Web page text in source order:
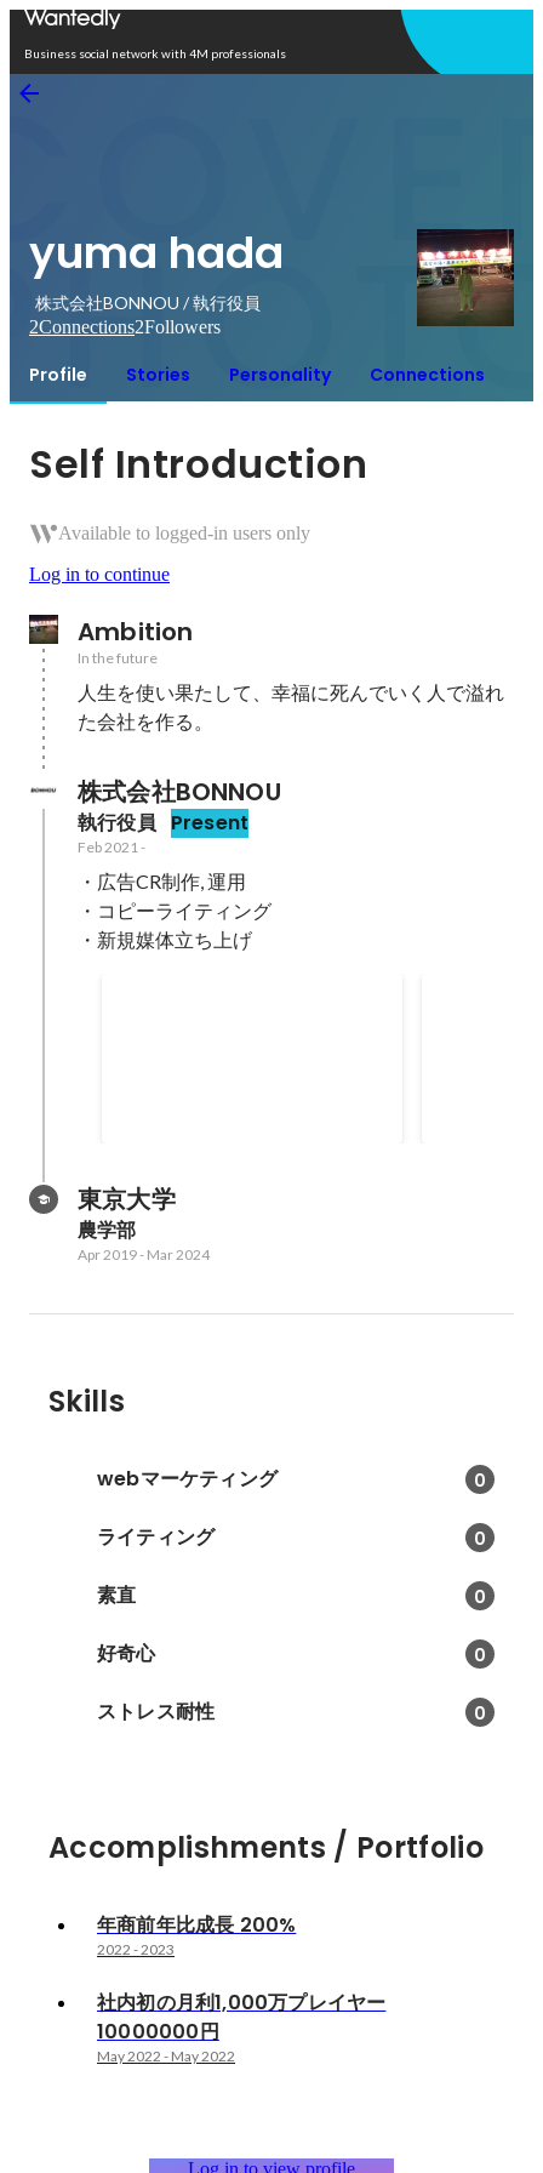
Business social network with 4M professionals
yuma hada
株式会社BONNOU / 執行役員
2Connections2Followers
Profile Stories Personality Connections
Self Introduction
Available to logged-in users only
Log in to continue
Ambition
In the future
人生を使い果たして、幸福に死んでいく人で溢れ
た会社を作る。
株式会社BONNOU
執行役員 Present
Feb 2021-
・広告CR制作, 運用
・コピーライティング
・新規媒体立ち上げ
東京大学
農学部
Apr 2019- Mar 2024
Skills
webマーケティング 0
ライティング 0
素直 0
好奇心 0
ストレス耐性 0
Accomplishments / Portfolio
年商前年比成長 200%
2022 -2023
社内初の月利1,000万プレイヤー
10000000円
May 2022 - May 2022
Log in to view profile